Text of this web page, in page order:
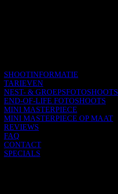
SHOOTINFORMATIE
TARIEVEN
NEST- & GROEPSFOTOSHOOTS
END-OF-LIFE FOTOSHOOTS
MINI MASTERPIECE
MINI MASTERPIECE OP MAAT
REVIEWS
FAQ
CONTACT
SPECIALS